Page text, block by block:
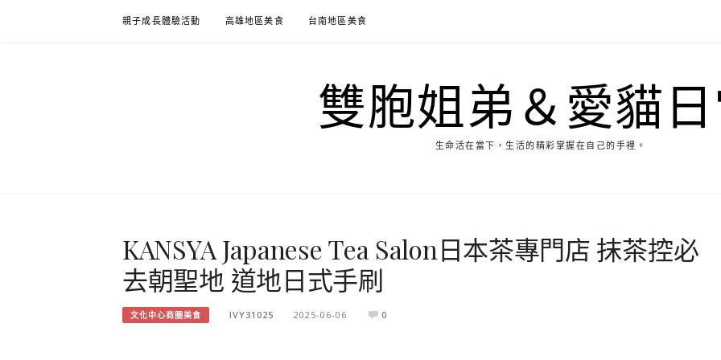
親子成長體驗活動 高雄地區美食 台南地區美食
雙胞姐弟＆愛貓
生命活在當下，生活的精彩掌握在自己的手裡。
KANSYA Japanese Tea Salon日本茶專門店 抹茶控必
去朝聖地 道地日式手刷
文化中心商圈美食 IVY31025 2025-06-06 0